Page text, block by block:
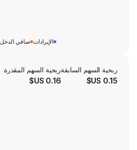
ربحية السهم المقدرة
0.16 US$